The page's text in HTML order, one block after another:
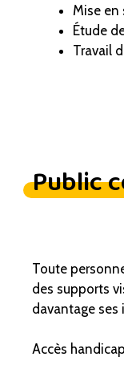
Mise en
Étude
Travail
Public
Toute
des supports
davantage ses
Accès